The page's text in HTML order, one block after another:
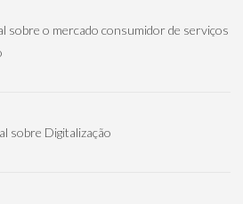
sobre o mercado consumidor de serviços
sobre Digitalização